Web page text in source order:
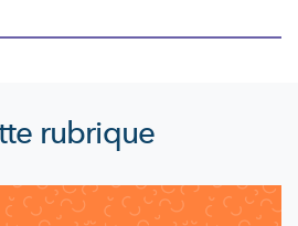
rubrique